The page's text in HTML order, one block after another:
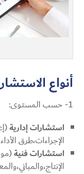
أنواع
1- حسب المستوى:
استشارات إدارية
الإجراءات،طرق
استشارات فنية